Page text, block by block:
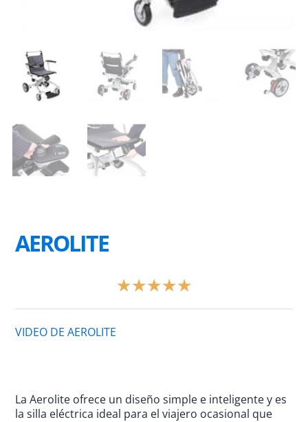
AEROLITE
★★★★★
5
VIDEO DE AEROLITE
La Aerolite ofrece un diseño simple e inteligente y es
la silla eléctrica ideal para el viajero ocasional que